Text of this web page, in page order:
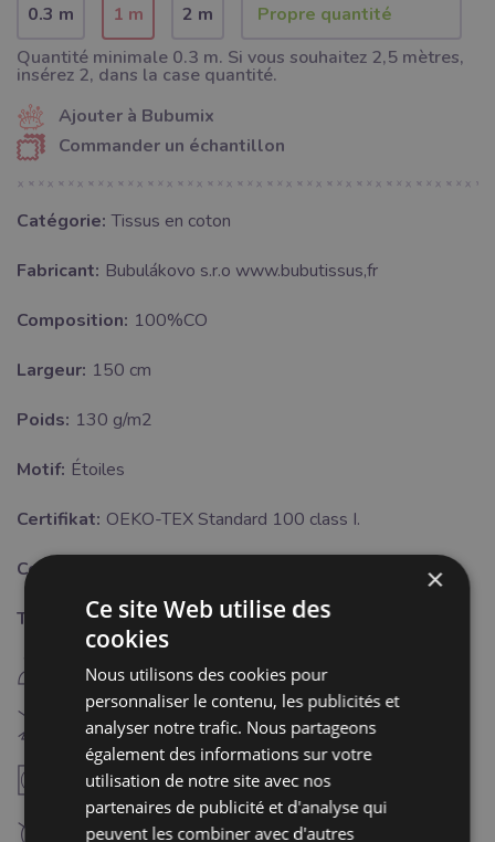
0.3 m 1 m
2 m
Quantité minimale 0.3 m. Si vous souhaitez 2,5 mètres,
insérez 2, dans la case quantité.
Ajouter à Bubumix
Commander un échantillon
Catégorie: Tissus en coton
Fabricant: Bubulákovo s.r.o www.bubutissus,fr
Composition: 100%CO
Largeur: 150 cm
Poids: 130 g/m2
Motif: Étoiles
Certifikat: OEKO-TEX Standard 100 class I.
Couleur:
Traitement:
E repassage fer chaud (150°C)
H Blanchiment interdit
V séchaga à température modérée (60°C)
Cette notification doit être désactivée pour:
×
Ce site Web utilise des
cookies
Nous utilisons des cookies pour
personnaliser le contenu, les publicités et
analyser notre trafic. Nous partageons
également des informations sur votre
utilisation de notre site avec nos
partenaires de publicité et d'analyse qui
peuvent les combiner avec d'autres